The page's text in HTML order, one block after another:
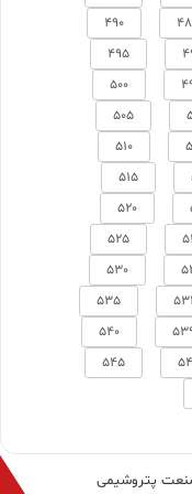
490
495
500
505
510
515
520
525
530
535
540
545
پتروشیمی